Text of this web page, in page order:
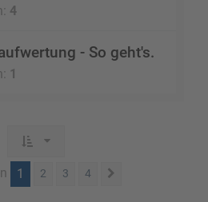
4
- So geht's.
1
1 2 3 4